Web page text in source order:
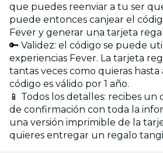
que puedes reenviar a tu ser
puede entonces canjear el
Fever y generar una tarjeta
🔑 Validez: el código se puede
experiencias Fever. La tarjeta
tantas veces como quieras hasta
código es válido por 1 año.
📱 Todos los detalles: recibes
de confirmación con toda la
una versión imprimible de la
quieres entregar un regalo